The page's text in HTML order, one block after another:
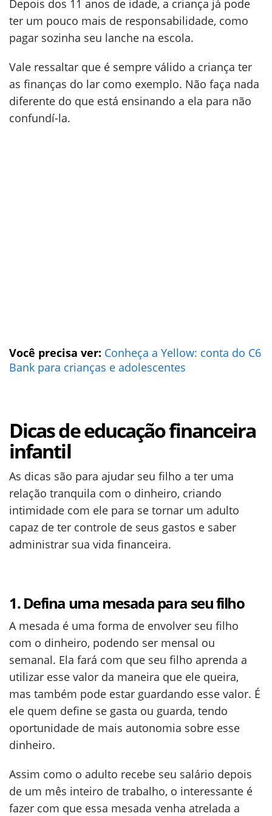
Depois dos 11 anos de idade, a criança já pode
ter um pouco mais de responsabilidade, como
pagar sozinha seu lanche na escola.
Vale ressaltar que é sempre válido a criança ter
as finanças do lar como exemplo. Não faça nada
diferente do que está ensinando a ela para não
confundí-la.
Você precisa ver: Conheça a Yellow: conta do C6
Bank para crianças e adolescentes
Dicas de educação financeira
infantil
As dicas são para ajudar seu filho a ter uma
relação tranquila com o dinheiro, criando
intimidade com ele para se tornar um adulto
capaz de ter controle de seus gastos e saber
administrar sua vida financeira.
1. Defina uma mesada para seu filho
A mesada é uma forma de envolver seu filho
com o dinheiro, podendo ser mensal ou
semanal. Ela fará com que seu filho aprenda a
utilizar esse valor da maneira que ele queira,
mas também pode estar guardando esse valor. É
ele quem define se gasta ou guarda, tendo
oportunidade de mais autonomia sobre esse
dinheiro.
Assim como o adulto recebe seu salário depois
de um mês inteiro de trabalho, o interessante é
fazer com que essa mesada venha atrelada a